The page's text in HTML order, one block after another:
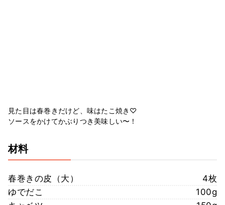
見た目は春巻きだけど、味はたこ焼き♡
ソースをかけてかぶりつき美味しい〜！
材料
春巻きの皮（大）
4枚
ゆでだこ
100g